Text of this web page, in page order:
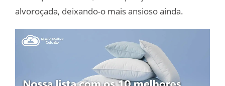
alvoroçada, deixando-o mais ansioso ainda.